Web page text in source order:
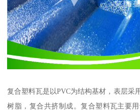
复合塑料瓦是以PVC为结构基材，表层采
树脂，复合共挤制成。复合塑料瓦主要